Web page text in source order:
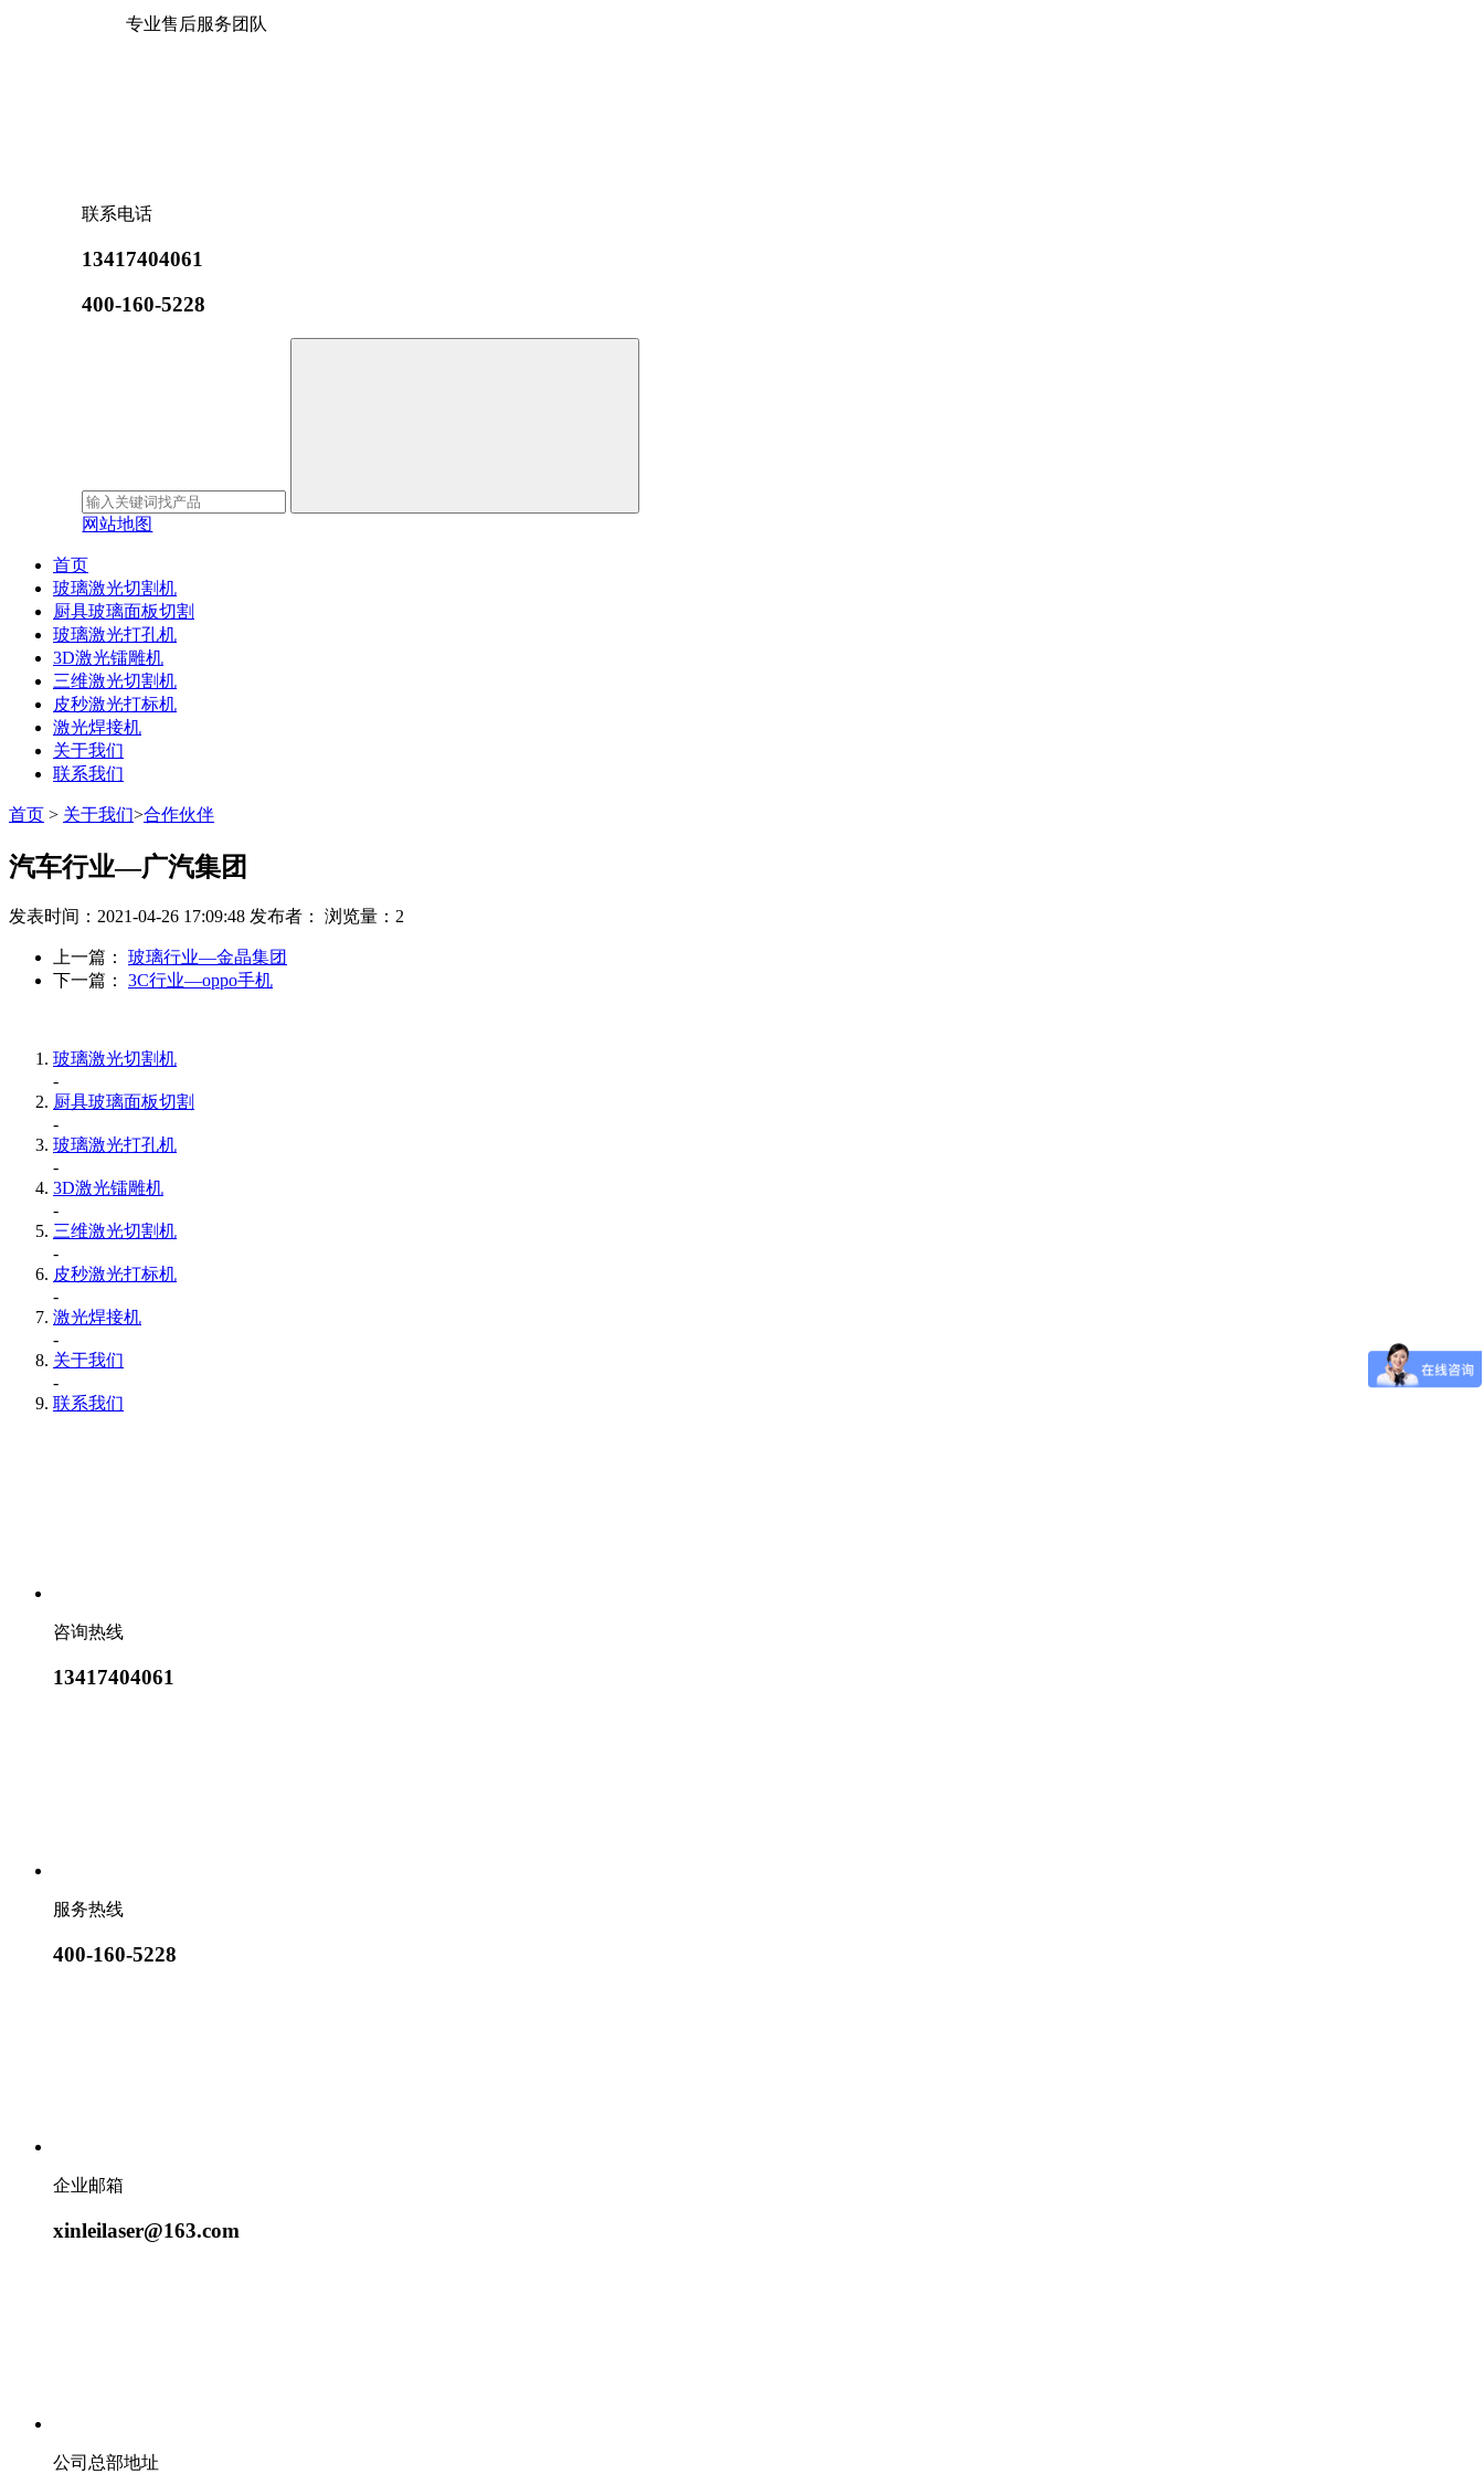
专业售后服务团队
联系电话
13417404061
400-160-5228
网站地图
首页
玻璃激光切割机
厨具玻璃面板切割
玻璃激光打孔机
3D激光镭雕机
三维激光切割机
皮秒激光打标机
激光焊接机
关于我们
联系我们
首页 > 关于我们>合作伙伴
汽车行业—广汽集团
发表时间：2021-04-26 17:09:48 发布者： 浏览量：2
上一篇：
玻璃行业—金晶集团
下一篇：
3C行业—oppo手机
玻璃激光切割机
-
厨具玻璃面板切割
-
玻璃激光打孔机
-
3D激光镭雕机
-
三维激光切割机
-
皮秒激光打标机
-
激光焊接机
-
关于我们
-
联系我们
咨询热线
13417404061
服务热线
400-160-5228
企业邮箱
xinleilaser@163.com
公司总部地址